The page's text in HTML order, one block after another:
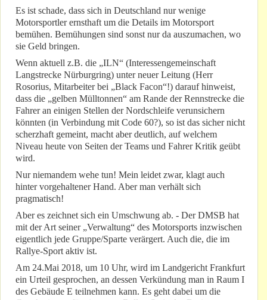
Es ist schade, dass sich in Deutschland nur wenige
Motorsportler ernsthaft um die Details im Motorsport
bemühen. Bemühungen sind sonst nur da auszumachen, wo
sie Geld bringen.
Wenn aktuell z.B. die „ILN“ (Interessengemeinschaft
Langstrecke Nürburgring) unter neuer Leitung (Herr
Rosorius, Mitarbeiter bei „Black Facon“!) darauf hinweist,
dass die „gelben Mülltonnen“ am Rande der Rennstrecke die
Fahrer an einigen Stellen der Nordschleife verunsichern
könnten (in Verbindung mit Code 60?), so ist das sicher nicht
scherzhaft gemeint, macht aber deutlich, auf welchem
Niveau heute von Seiten der Teams und Fahrer Kritik geübt
wird.
Nur niemandem wehe tun! Mein leidet zwar, klagt auch
hinter vorgehaltener Hand. Aber man verhält sich
pragmatisch!
Aber es zeichnet sich ein Umschwung ab. - Der DMSB hat
mit der Art seiner „Verwaltung“ des Motorsports inzwischen
eigentlich jede Gruppe/Sparte verärgert. Auch die, die im
Rallye-Sport aktiv ist.
Am 24.Mai 2018, um 10 Uhr, wird im Landgericht Frankfurt
ein Urteil gesprochen, an dessen Verkündung man in Raum I
des Gebäude E teilnehmen kann. Es geht dabei um die